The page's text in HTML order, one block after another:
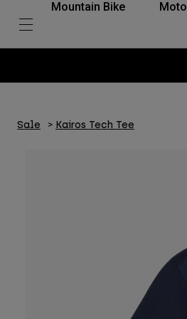
Mountain Bike Moto
Sale Kairos Tech Tee